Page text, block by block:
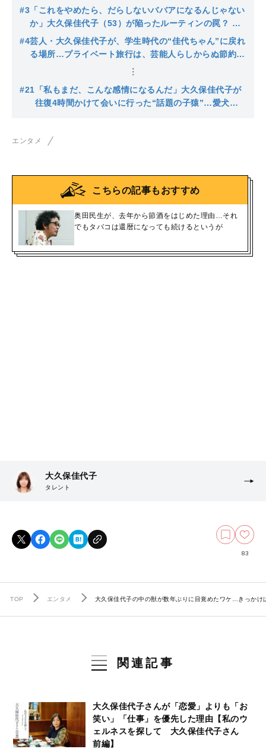
瞬間
#3 「これをやめたら、だらしないババアになるんじゃない
か」大久保佳代子（53）が陥ったルーティンの罠？ 生
活は整うが、孤独は深まり…
#4芸人・大久保佳代子が、学生時代の“佳代ちゃん”に戻れ
る場所…プライベート旅行は、芸能人らしからぬ節約旅
行で？「エコノミーの深夜便に3500円の安ホテル」
#21 「私もまだ、こんな感情になるんだ」大久保佳代子が
往復4時間かけて会いに行った“話題の子猿”…愛犬の
エンタメ
こちらの記事もおすすめ
奥田民生が、去年から節酒をはじめた理由…それ
でもタバコは還暦になっても続けるというが
大久保佳代子
タレント
83
TOP エンタメ 大久保佳代子の中の獣が数年ぶりに目覚めたワケ…きっか
関連記事
大久保佳代子さんが「恋愛」よりも「お
笑い」「仕事」を優先した理由【私のウ
ェルネスを探して 大久保佳代子さん
前編】